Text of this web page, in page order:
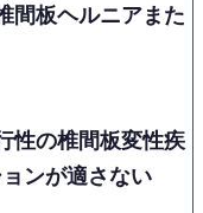
間板ヘルニアまた
性の椎間板変性疾
ンが適さない